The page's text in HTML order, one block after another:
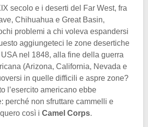
secolo e i deserti del Far West, fra
Chihuahua e Great Basin,
problemi a chi voleva espandersi
aggiungeteci le zone desertiche
nel 1848, alla fine della guerra
(Arizona, California, Nevada e
in quelle difficili e aspre zone?
l’esercito americano ebbe
perché non sfruttare cammelli e
così i Camel Corps.